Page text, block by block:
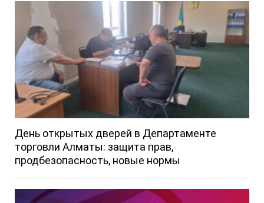
День открытых дверей в Департаменте
торговли Алматы: защита прав,
продбезопасность, новые нормы